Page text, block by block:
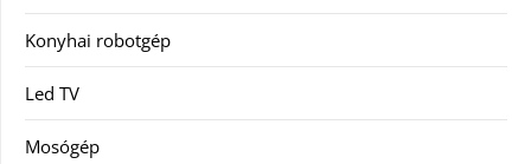
Konyhai robotgép
Led TV
Mosógép